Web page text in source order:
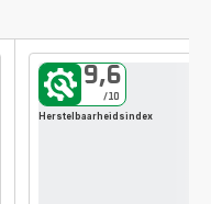
9,6
/10
Herstelbaarheidsindex